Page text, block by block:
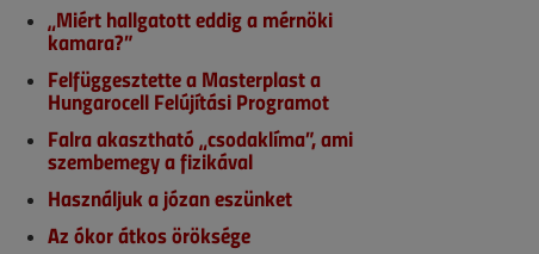
„Miért hallgatott eddig a mérnöki
kamara?”
Felfüggesztette a Masterplast a
Hungarocell Felújítási Programot
Falra akasztható „csodaklíma”, ami
szembemegy a fizikával
Használjuk a józan eszünket
Az ókor átkos öröksége